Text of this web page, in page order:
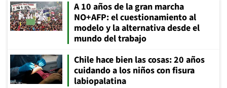
A 10 años de la gran marcha
NO+AFP: el cuestionamiento al
modelo y la alternativa desde el
mundo del trabajo
Chile hace bien las cosas: 20 años
cuidando a los niños con fisura
labiopalatina